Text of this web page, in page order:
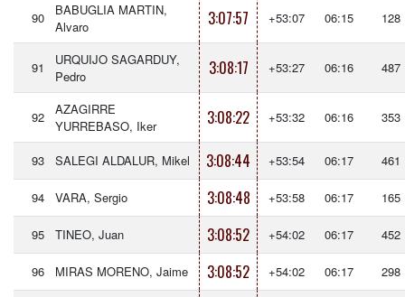
90
BABUGLIA MARTIN,
Alvaro
3:07:57 +53:07 06:15 128
91
URQUIJO SAGARDUY,
Pedro
3:08:17 +53:27 06:16 487
92
AZAGIRRE
YURREBASO, Iker
3:08:22 +53:32 06:16 353
93 SALEGI ALDALUR, Mikel 3:08:44 +53:54 06:17 461
94 VARA, Sergio 3:08:48 +53:58 06:17 165
95 TINEO, Juan 3:08:52 +54:02 06:17 452
96 MIRAS MORENO, Jaime 3:08:52 +54:02 06:17 298